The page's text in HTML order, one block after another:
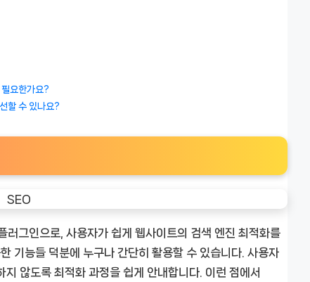
요한가요?
할 수 있나요?
그인으로, 사용자가 쉽게 웹사이트의 검색 엔진 최적화를
기능들 덕분에 누구나 간단히 활용할 수 있습니다. 사용자
않도록 최적화 과정을 쉽게 안내합니다. 이런 점에서